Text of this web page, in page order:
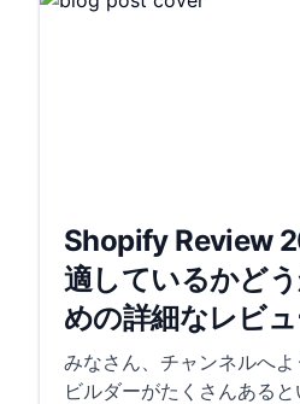
Shopify Review
適しているかど
めの詳細なレビ
みなさん、チャンネルへ
ビルダーがたくさんある